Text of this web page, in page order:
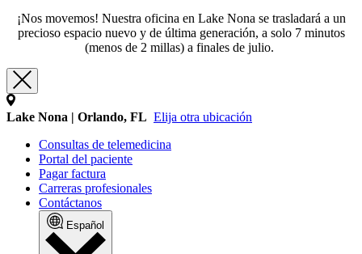
¡Nos movemos! Nuestra oficina en Lake Nona se trasladará a un
precioso espacio nuevo y de última generación, a solo 7 minutos
(menos de 2 millas) a finales de julio.
Lake Nona | Orlando, FL Elija otra ubicación
Consultas de telemedicina
Portal del paciente
Pagar factura
Carreras profesionales
Contáctanos
Español